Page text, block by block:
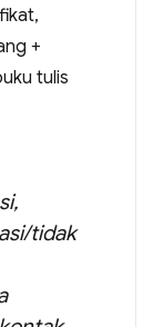
+
tulis
tidak